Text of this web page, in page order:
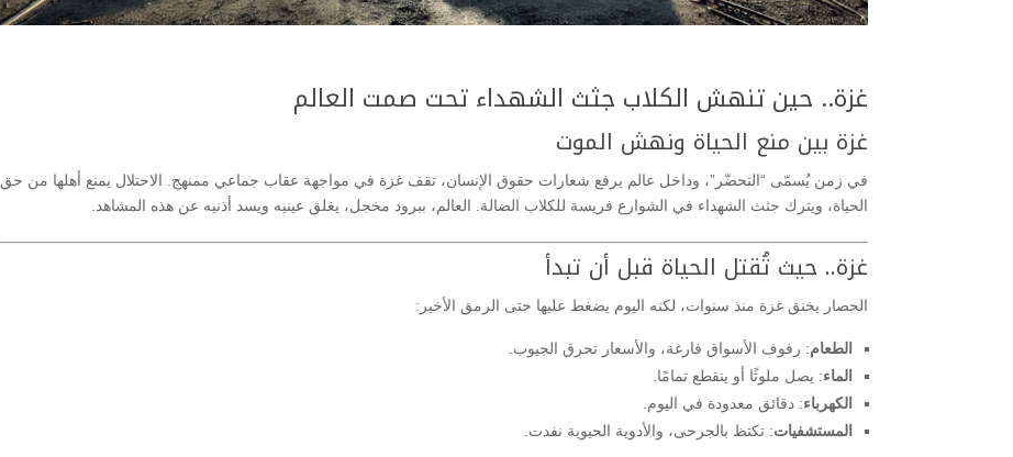
غزة.. حين تنهش الكلاب جثث الشهداء تحت صمت العالم
غزة بين منع الحياة ونهش الموت
في زمن يُسمّى “التحضّر”، وداخل عالم يرفع شعارات حقوق الإنسان، تقف غزة في مواجهة عقاب جماعي ممنهج. الاحتلال يمنع أهلها من حق
الحياة، ويترك جثث الشهداء في الشوارع فريسة للكلاب الضالة. العالم، ببرود مخجل، يغلق عينيه ويسد أذنيه عن هذه المشاهد.
غزة.. حيث تُقتل الحياة قبل أن تبدأ
الحصار يخنق غزة منذ سنوات، لكنه اليوم يضغط عليها حتى الرمق الأخير:
الطعام: رفوف الأسواق فارغة، والأسعار تحرق الجيوب.
الماء: يصل ملوثًا أو ينقطع تمامًا.
الكهرباء: دقائق معدودة في اليوم.
المستشفيات: تكتظ بالجرحى، والأدوية الحيوية نفدت.